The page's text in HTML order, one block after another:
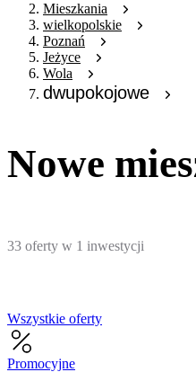
Mieszkania
wielkopolskie
Poznań
Jeżyce
Wola
dwupokojowe
Nowe
33 oferty w 1 inwestycji
Wszystkie oferty
Promocyjne